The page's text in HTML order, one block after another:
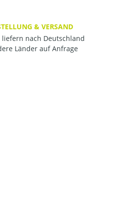
& VERSAND
liefern nach Deutschland
Länder auf Anfrage